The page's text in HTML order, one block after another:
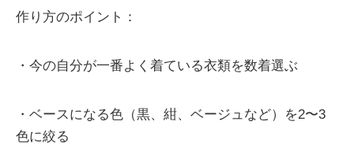
作り方のポイント：
・今の自分が一番よく着ている衣類を数着選ぶ
・ベースになる色（黒、紺、ベージュなど）を2〜3
色に絞る